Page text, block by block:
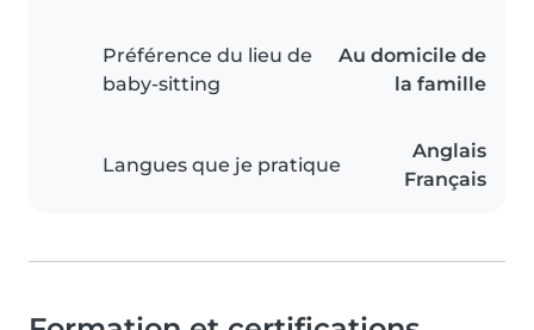
Préférence du lieu de
baby-sitting
Au domicile de
la famille
Langues que je pratique
Anglais
Français